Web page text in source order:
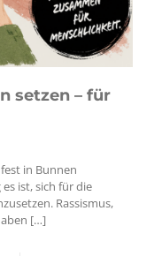
setzen – für
in Bunnen
ist, sich für die
Rassismus,
[…]